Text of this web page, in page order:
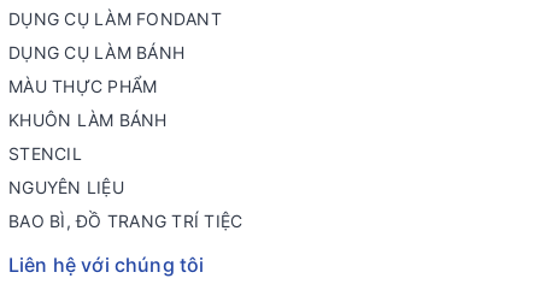
DỤNG CỤ LÀM FONDANT
DỤNG CỤ LÀM BÁNH
MÀU THỰC PHẨM
KHUÔN LÀM BÁNH
STENCIL
NGUYÊN LIỆU
BAO BÌ, ĐỒ TRANG TRÍ TIỆC
Liên hệ với chúng tôi